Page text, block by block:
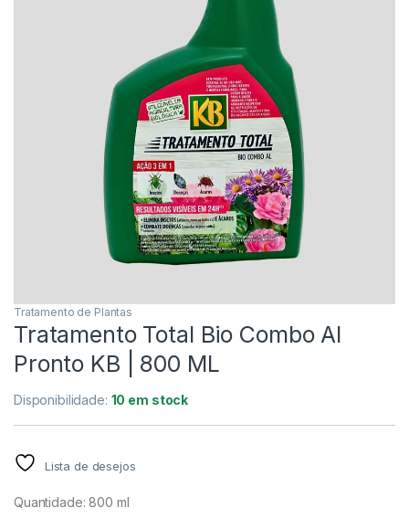
Tratamento de Plantas
Tratamento Total Bio Combo Al
Pronto KB | 800 ML
Disponibilidade: 10 em stock
Lista de desejos
Quantidade: 800 ml